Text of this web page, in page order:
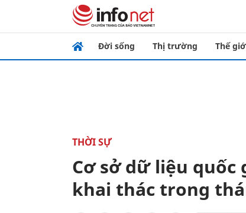
Đời sống Thị trường Thế
THỜI SỰ
Cơ sở dữ liệu quốc
khai thác trong